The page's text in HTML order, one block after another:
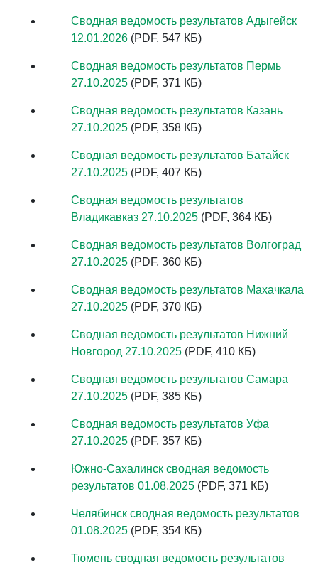
Сводная ведомость результатов Адыгейск
12.01.2026 (PDF, 547 КБ)
Сводная ведомость результатов Пермь
27.10.2025 (PDF, 371 КБ)
Сводная ведомость результатов Казань
27.10.2025 (PDF, 358 КБ)
Сводная ведомость результатов Батайск
27.10.2025 (PDF, 407 КБ)
Сводная ведомость результатов
Владикавказ 27.10.2025 (PDF, 364 КБ)
Сводная ведомость результатов Волгоград
27.10.2025 (PDF, 360 КБ)
Сводная ведомость результатов Махачкала
27.10.2025 (PDF, 370 КБ)
Сводная ведомость результатов Нижний
Новгород 27.10.2025 (PDF, 410 КБ)
Сводная ведомость результатов Самара
27.10.2025 (PDF, 385 КБ)
Сводная ведомость результатов Уфа
27.10.2025 (PDF, 357 КБ)
Южно-Сахалинск сводная ведомость
результатов 01.08.2025 (PDF, 371 КБ)
Челябинск сводная ведомость результатов
01.08.2025 (PDF, 354 КБ)
Тюмень сводная ведомость результатов